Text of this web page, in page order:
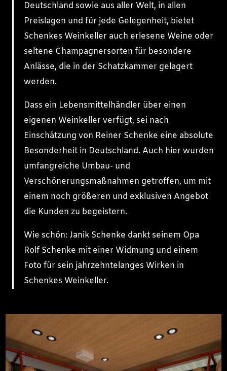
Deutschland sowie aus aller Welt, in allen
Preislagen und für jede Gelegenheit, bietet
Schenkes Weinkeller auch erlesene Weine oder
seltene Champagnersorten für besondere
Anlässe, die in der Schatzkammer gelagert
werden.
Dass ein Lebensmittelhändler über einen
eigenen Weinkeller verfügt, sei nach
Einschätzung von Reiner Schenke eine absolute
Besonderheit in Deutschland. Auch hier wurden
umfangreiche Umbau- und
Verschönerungsmaßnahmen getroffen, um mit
einem noch größeren und exklusiven Angebot
die Kunden zu begeistern.
Wie schön: Janik Schenke dankt seinem Opa
Rolf Schenke mit einer Widmung und einem
Foto für sein jahrzehntelanges Wirken in
Schenkes Weinkeller.